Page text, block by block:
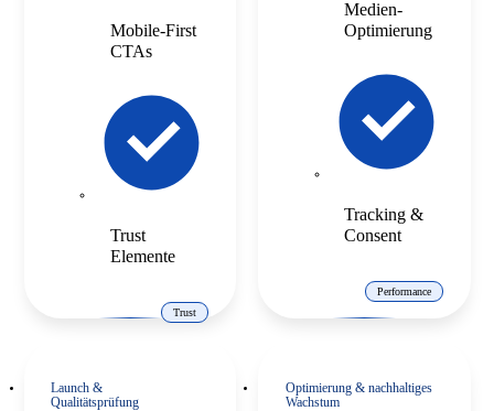
Mobile-First
CTAs
Trust
Elemente
Trust
Medien-
Optimierung
Tracking &
Consent
Performance
Launch &
Qualitätsprüfung
Optimierung & nachhaltiges
Wachstum